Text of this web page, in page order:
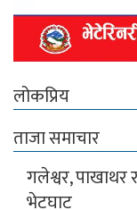
लोकप्रिय
ताजा समाचार
गलेश्वर, पाखाथर
भेटघाट